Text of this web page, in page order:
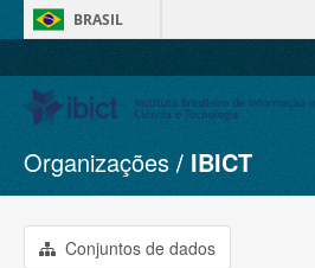
BRASIL
Conjuntos de dados
Organizações
Grupos
Organizações IBICT
Conjuntos de dados